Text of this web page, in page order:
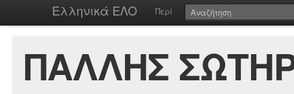
Ελληνικά ΕΛΟ Περί
ΠΑΛΛΗΣ